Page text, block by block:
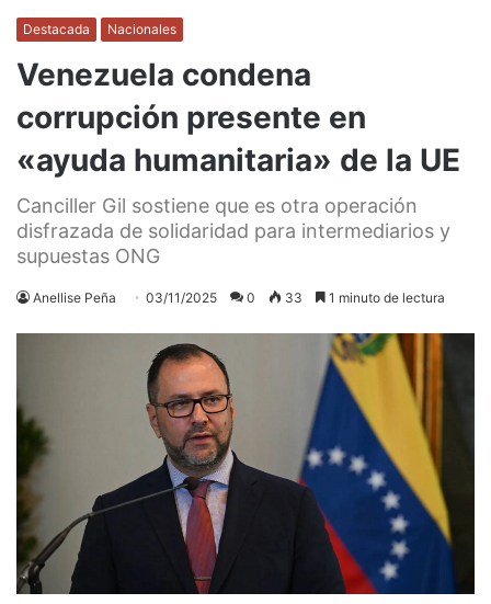
Destacada Nacionales
Venezuela condena
corrupción presente en
«ayuda humanitaria» de la UE
Canciller Gil sostiene que es otra operación
disfrazada de solidaridad para intermediarios y
supuestas ONG
Anellise Peña 03/11/2025 0 33 1 minuto de lectura